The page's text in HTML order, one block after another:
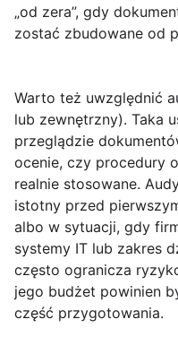
„od zera”, gdy
zostać zbudowane od
Warto też uwzględnić
lub zewnętrzny). Taka
przeglądzie
ocenie, czy procedury
realnie stosowane.
istotny przed
albo w sytuacji, gdy
systemy IT lub zakres
często ogranicza
jego budżet powinien
część przygotowania.